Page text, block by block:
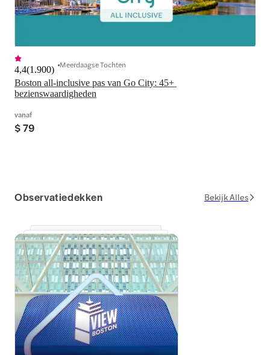
Boston all-inclusive pas van Go City: 45+
bezienswaardigheden
4,4(1.900) Meerdaagse Tochten
vanaf
$ 79
Observatiedekken Bekijk Alles